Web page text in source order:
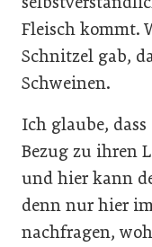
Fleisch kommt.
Schnitzel gab,
Schweinen.
Ich glaube,
Bezug zu ihren
und hier kann
denn nur hier
nachfragen,